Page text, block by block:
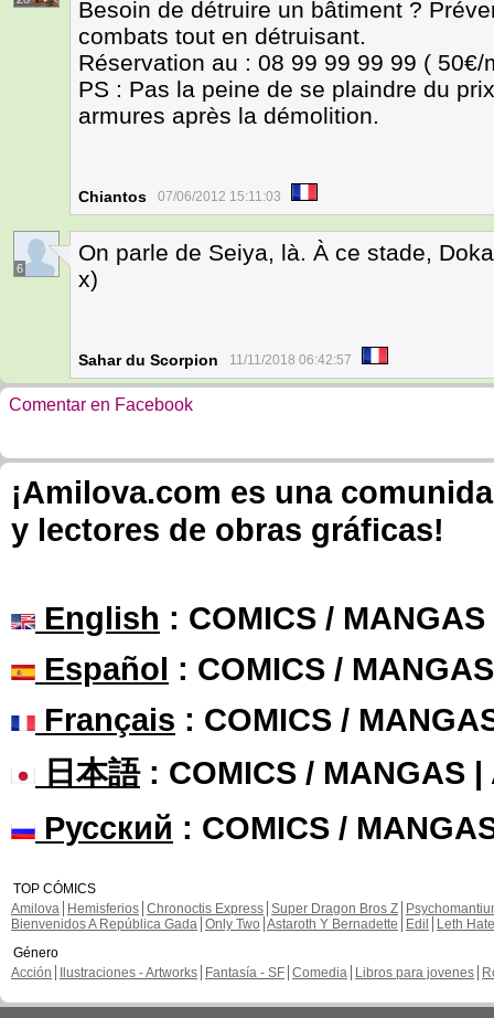
Besoin de détruire un bâtiment ?
combats tout en détruisant.
Réservation au : 08 99 99 99 99 (
PS : Pas la peine de se plaindre du
armures après la démolition.
Chiantos 07/06/2012 15:11:03
6
On parle de Seiya, là. À ce stade,
x)
Sahar du Scorpion 11/11/2018 06:42:57
Comentar en Facebook
¡Amilova.com es una
y lectores de obras gráficas!
English : COMICS /
Español : COMICS /
Français : COMICS /
日本語: COMICS / MANGAS |
Русский : COMICS /
TOP CÓMICS
Amilova
Hemisferios Chronoctis Express Super Dragon Bros Z
Bienvenidos A República Gada Only Two Astaroth Y Bernadette Edil
Leth Hate
Género
Acción
Ilustraciones - Artworks Fantasía - SF Comedia Libros para jovenes